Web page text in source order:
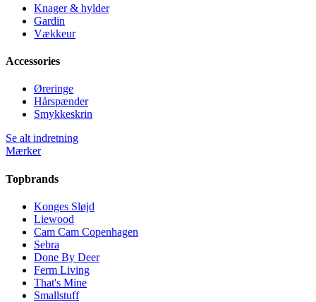
Knager & hylder
Gardin
Vækkeur
Accessories
Øreringe
Hårspænder
Smykkeskrin
Se alt indretning
Mærker
Topbrands
Konges Sløjd
Liewood
Cam Cam Copenhagen
Sebra
Done By Deer
Ferm Living
That's Mine
Smallstuff